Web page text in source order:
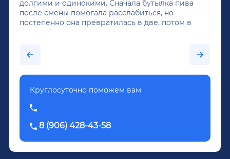
долгими и одинокими. Сначала бутылка пива
после смены помогала расслабиться, но
постепенно она превратилась в две, потом в
крепкий алкоголь, и вот он уже пил почти
было назначено кодирование по методу
Круглосуточно поможем вам
8 (906) 428-43-58